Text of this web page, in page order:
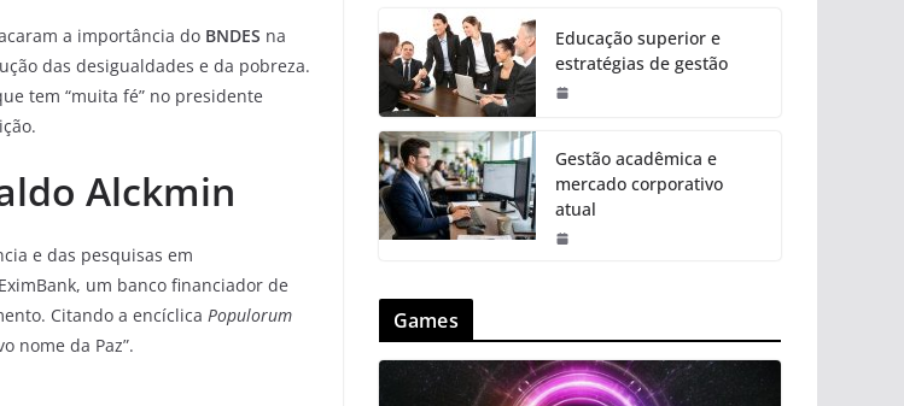
a importância do BNDES na
das desigualdades e da pobreza.
tem “muita fé” no presidente
Alckmin
e das pesquisas em
um banco financiador de
Citando a encíclica Populorum
nome da Paz”.
Educação superior e
estratégias de gestão
Gestão acadêmica e
mercado corporativo
atual
Games